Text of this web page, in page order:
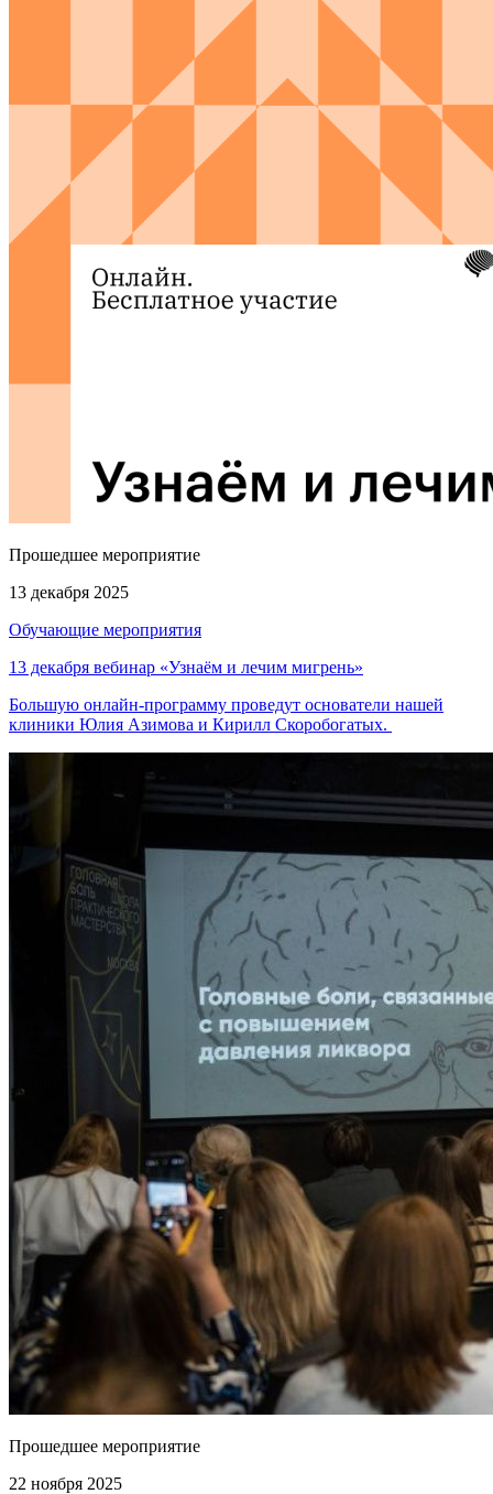
Прошедшее мероприятие
13 декабря 2025
Обучающие мероприятия
13 декабря вебинар «Узнаём и лечим мигрень»
Большую онлайн-программу проведут основатели нашей
клиники Юлия Азимова и Кирилл Скоробогатых.
Прошедшее мероприятие
22 ноября 2025